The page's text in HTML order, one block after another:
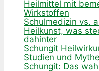
Heilmittel mit
Wirkstoffen
Schulmedizin vs.
Heilkunst, was
dahinter
Schungit
Studien und
Schungit: Das